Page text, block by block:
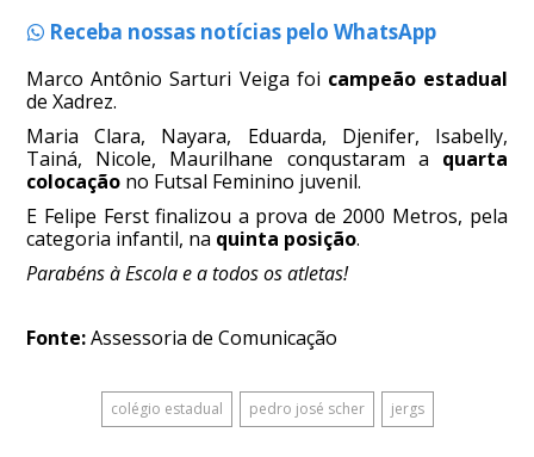
Receba nossas notícias pelo WhatsApp
Marco Antônio Sarturi Veiga foi campeão estadual
de Xadrez.
Maria Clara, Nayara, Eduarda, Djenifer, Isabelly,
Tainá, Nicole, Maurilhane conqustaram a quarta
colocação no Futsal Feminino juvenil.
E Felipe Ferst finalizou a prova de 2000 Metros, pela
categoria infantil, na quinta posição.
Parabéns à Escola e a todos os atletas!
Fonte:Assessoria de Comunicação
colégio estadual pedro josé scher jergs